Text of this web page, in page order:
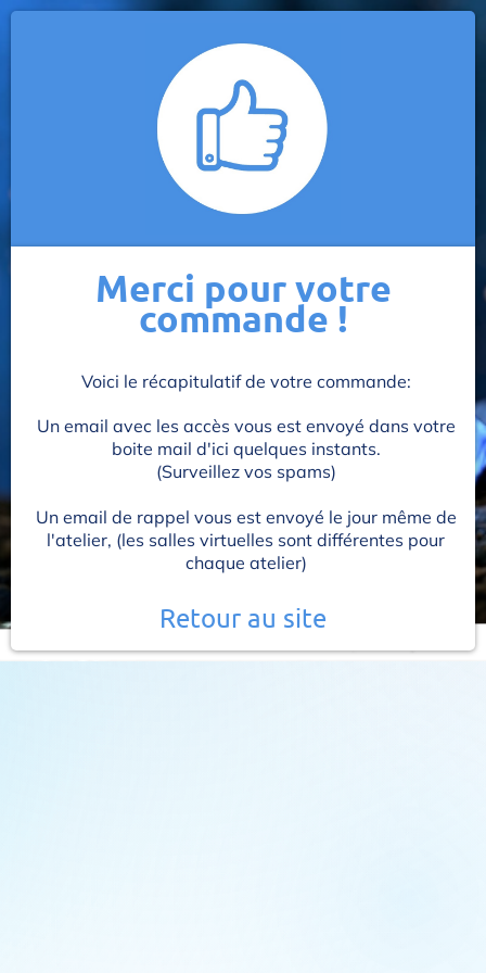
Merci pour votre
commande !
Voici le récapitulatif de votre commande:
Un email avec les accès vous est envoyé dans votre
boite mail d'ici quelques instants.
(Surveillez vos spams)
Un email de rappel vous est envoyé le jour même de
l'atelier, (les salles virtuelles sont différentes pour
chaque atelier)
Retour au site